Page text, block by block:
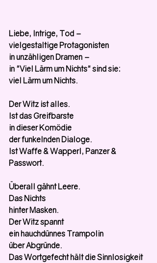
Liebe, Intrige, Tod –
vielgestaltige Protagonisten
in unzähligen Dramen –
in "Viel Lärm um Nichts" sind sie:
viel Lärm um Nichts.
Der Witz ist alles.
Ist das Greifbarste
in dieser Komödie
der funkelnden Dialoge.
Ist Waffe & Wapperl, Panzer &
Passwort.
Überall gähnt Leere.
Das Nichts
hinter Masken.
Der Witz spannt
ein hauchdünnes Trampolin
über Abgründe.
Das Wortgefecht hält die Sinnlosigkeit